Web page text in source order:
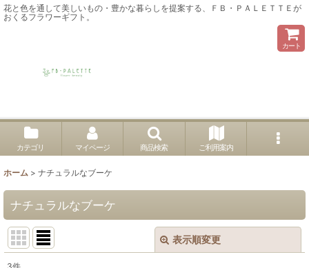
花と色を通して美しいもの・豊かな暮らしを提案する、ＦＢ・ＰＡＬＥＴＴＥが
おくるフラワーギフト。
カート
カテゴリ マイページ 商品検索 ご利用案内
ホーム > ナチュラルなブーケ
ナチュラルなブーケ
表示順変更